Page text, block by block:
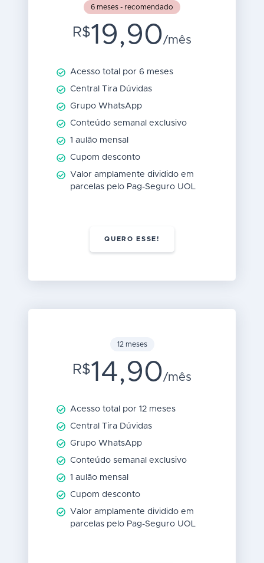
6 meses - recomendado
R$19,90/mês
Acesso total por 6 meses
Central Tira Dúvidas
Grupo WhatsApp
Conteúdo semanal exclusivo
1 aulão mensal
Cupom desconto
Valor amplamente dividido em
parcelas pelo Pag-Seguro UOL
QUERO ESSE!
12 meses
R$14,90/mês
Acesso total por 12 meses
Central Tira Dúvidas
Grupo WhatsApp
Conteúdo semanal exclusivo
1 aulão mensal
Cupom desconto
Valor amplamente dividido em
parcelas pelo Pag-Seguro UOL